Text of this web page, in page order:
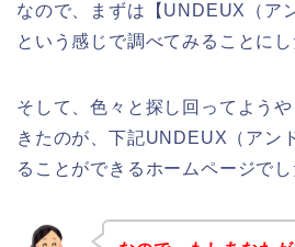
なので、まずは【UNDEUX（ア
という感じで調べてみることにし
そして、色々と探し回ってよう
きたのが、下記UNDEUX（アン
ることができるホームページでし